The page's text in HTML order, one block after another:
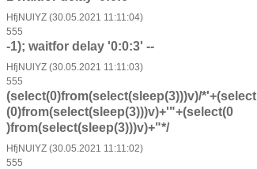
HfjNUlYZ (30.05.2021 11:11:04)
555
-1); waitfor delay '0:0:3' --
HfjNUlYZ (30.05.2021 11:11:03)
555
(select(0)from(select(sleep(3)))v)/*'+(select
(0)from(select(sleep(3)))v)+'"+(select(0
)from(select(sleep(3)))v)+"*/
HfjNUlYZ (30.05.2021 11:11:02)
555